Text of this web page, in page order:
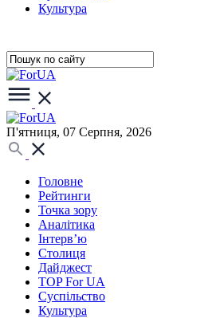
Культура
П'ятниця, 07 Серпня, 2026
Головне
Рейтинги
Точка зору
Аналітика
Інтерв’ю
Столиця
Дайджест
TOP For UA
Суспiльство
Культура